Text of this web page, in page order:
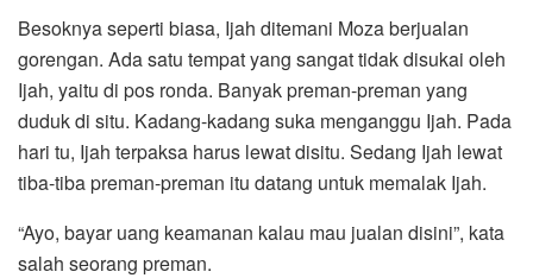
Besoknya seperti biasa, Ijah ditemani Moza berjualan
gorengan. Ada satu tempat yang sangat tidak disukai oleh
Ijah, yaitu di pos ronda. Banyak preman-preman yang
duduk di situ. Kadang-kadang suka menganggu Ijah. Pada
hari tu, Ijah terpaksa harus lewat disitu. Sedang Ijah lewat
tiba-tiba preman-preman itu datang untuk memalak Ijah.
“Ayo, bayar uang keamanan kalau mau jualan disini”, kata
salah seorang preman.